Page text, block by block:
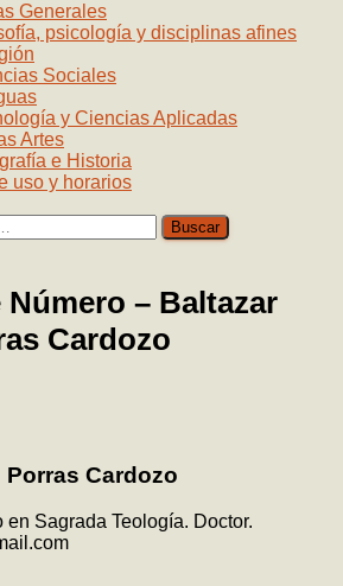
Generales
psicología y disciplinas afines
Sociales
y Ciencias Aplicadas
Artes
e Historia
uso y horarios
– Baltazar
Cardozo
Cardozo
Sagrada Teología. Doctor.